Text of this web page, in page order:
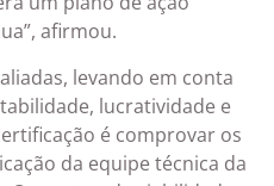
afirmou.
levando em conta
lucratividade e
é comprovar os
da equipe técnica da